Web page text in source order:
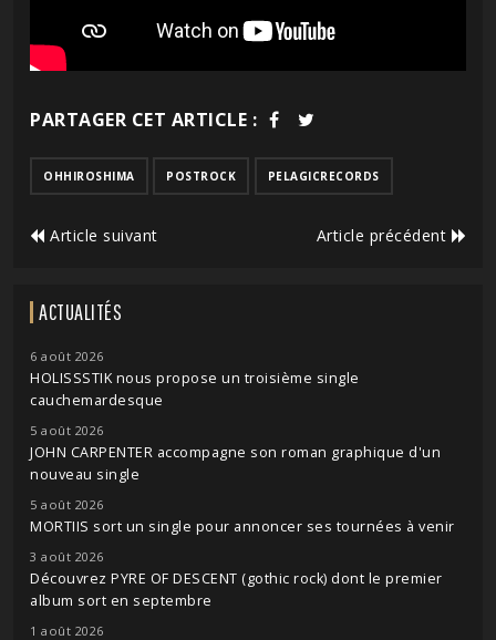
PARTAGER CET ARTICLE :
OHHIROSHIMA POSTROCK PELAGICRECORDS
Article suivant Article précédent
ACTUALITÉS
6 août 2026
HOLISSSTIK nous propose un troisième single
cauchemardesque
5 août 2026
JOHN CARPENTER accompagne son roman graphique d'un
nouveau single
5 août 2026
MORTIIS sort un single pour annoncer ses tournées à venir
3 août 2026
Découvrez PYRE OF DESCENT (gothic rock) dont le premier
album sort en septembre
1 août 2026